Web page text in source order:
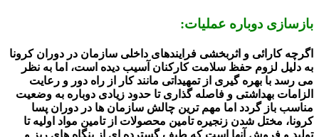
بازسازی دوباره عملیات:
اگرچه کارائی و اثربخشی فرایندهای داخلی سازمان در دوران کرونا
به دلیل لزوم حفظ سلامت کارکنان آسیب دیده است، اما به نظر
می رسد با بهره گیری از تمهیداتی مانند کار از راه دور و رعایت
الزامات بهداشتی و فاصله گذاری تا حدود زیادی دوباره به وضعیت
مناسب باز گردد اما مهم ترین چالش سازمان ها در دوران پسا
کرونا، مختل شدن زنجیره تامین محصولات از تامین مواد اولیه تا
تولید و فروش آنها است که طیف گسترده ای از بنگاه های ریز و